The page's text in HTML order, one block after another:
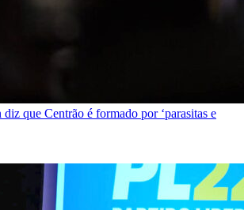
diz que Centrão é formado por ‘parasitas e